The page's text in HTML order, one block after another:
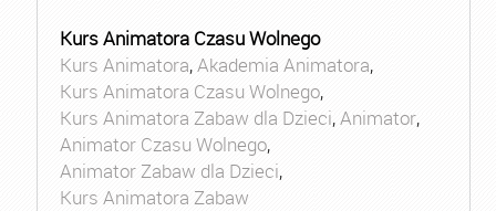
Kurs Animatora Czasu Wolnego
Kurs Animatora,Akademia Animatora,
Kurs Animatora Czasu Wolnego,
Kurs Animatora Zabaw dla Dzieci,Animator,
Animator Czasu Wolnego,
Animator Zabaw dla Dzieci,
Kurs Animatora Zabaw